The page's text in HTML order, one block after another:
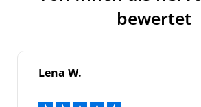
bewertet
Lena W.